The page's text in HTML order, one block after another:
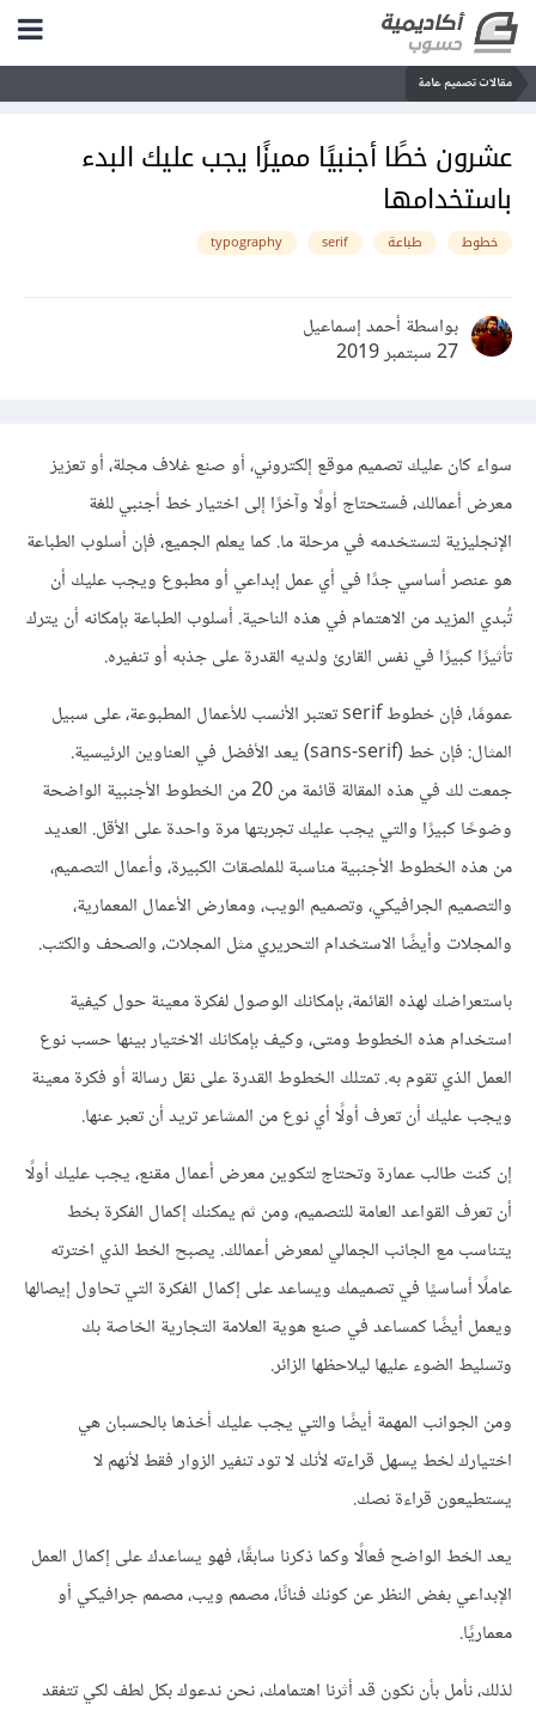
مقالات تصميم عامة
عشرون خطًا أجنبيًا مميزًا يجب عليك البدء
باستخدامها
خطوط طباعة serif
typography
بواسطة أحمد إسماعيل
27 سبتمبر 2019
سواء كان عليك تصميم موقع إلكتروني، أو صنع غلاف مجلة، أو تعزيز
معرض أعمالك، فستحتاج أولًا وآخرًا إلى اختيار خط أجنبي للغة
الإنجليزية لتستخدمه في مرحلة ما. كما يعلم الجميع، فإن أسلوب الطباعة
هو عنصر أساسي جدًا في أي عمل إبداعي أو مطبوع ويجب عليك أن
تُبدي المزيد من الاهتمام في هذه الناحية. أسلوب الطباعة بإمكانه أن يترك
تأثيرًا كبيرًا في نفس القارئ ولديه القدرة على جذبه أو تنفيره.
عمومًا، فإن خطوط serif تعتبر الأنسب للأعمال المطبوعة، على سبيل
المثال: فإن خط (sans-serif) يعد الأفضل في العناوين الرئيسية.
جمعت لك في هذه المقالة قائمة من 20 من الخطوط الأجنبية الواضحة
وضوحًا كبيرًا والتي يجب عليك تجربتها مرة واحدة على الأقل. العديد
من هذه الخطوط الأجنبية مناسبة للملصقات الكبيرة، وأعمال التصميم،
والتصميم الجرافيكي، وتصميم الويب، ومعارض الأعمال المعمارية،
والمجلات وأيضًا الاستخدام التحريري مثل المجلات، والصحف والكتب.
باستعراضك لهذه القائمة، بإمكانك الوصول لفكرة معينة حول كيفية
استخدام هذه الخطوط ومتى، وكيف بإمكانك الاختيار بينها حسب نوع
العمل الذي تقوم به. تمتلك الخطوط القدرة على نقل رسالة أو فكرة معينة
ويجب عليك أن تعرف أولًا أي نوع من المشاعر تريد أن تعبر عنها.
إن كنت طالب عمارة وتحتاج لتكوين معرض أعمال مقنع، يجب عليك أولًا
أن تعرف القواعد العامة للتصميم، ومن ثم يمكنك إكمال الفكرة بخط
يتناسب مع الجانب الجمالي لمعرض أعمالك. يصبح الخط الذي اخترته
عاملًا أساسيًا في تصميمك ويساعد على إكمال الفكرة التي تحاول إيصالها
ويعمل أيضًا كمساعد في صنع هوية العلامة التجارية الخاصة بك
وتسليط الضوء عليها ليلاحظها الزائر.
ومن الجوانب المهمة أيضًا والتي يجب عليك أخذها بالحسبان هي
اختيارك لخط يسهل قراءته لأنك لا تود تنفير الزوار فقط لأنهم لا
يستطيعون قراءة نصك.
يعد الخط الواضح فعالًا وكما ذكرنا سابقًا، فهو يساعدك على إكمال العمل
الإبداعي بغض النظر عن كونك فنانًا، مصمم ويب، مصمم جرافيكي أو
معماريًا.
لذلك، نأمل بأن نكون قد أثرنا اهتمامك، نحن ندعوك بكل لطف لكي تتفقد